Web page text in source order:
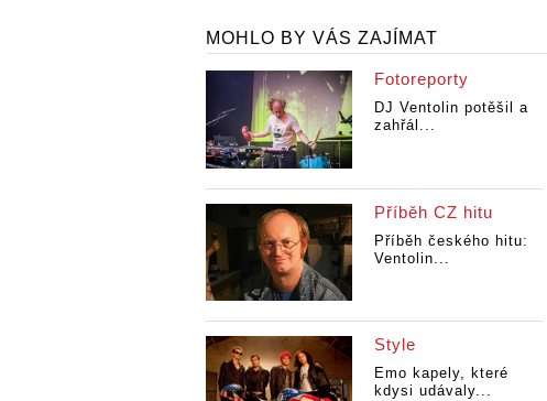
MOHLO BY VÁS ZAJÍMAT
Fotoreporty
DJ Ventolin potěšil a
zahřál...
Příběh CZ hitu
Příběh českého hitu:
Ventolin...
Style
Emo kapely, které
kdysi udávaly...